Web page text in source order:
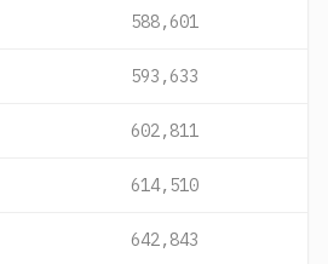
588,601
593,633
602,811
614,510
642,843